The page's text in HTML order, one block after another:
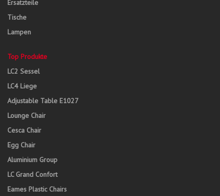
Ersatzteile
Tische
Lampen
Top Produkte
LC2 Sessel
LC4 Liege
Adjustable Table E1027
Lounge Chair
Cesca Chair
Egg Chair
Aluminium Group
LC Grand Confort
Eames Plastic Chairs